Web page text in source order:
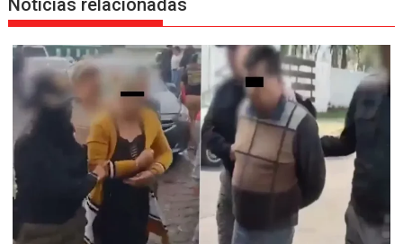
Noticias relacionadas